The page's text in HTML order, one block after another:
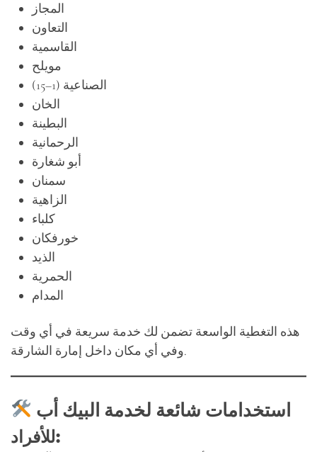
المجاز
التعاون
القاسمية
مويلح
الصناعية (1–15)
الخان
البطينة
الرحمانية
أبو شغارة
سمنان
الزاهية
كلباء
خورفكان
الذيد
الحمرية
المدام
هذه التغطية الواسعة تضمن لك خدمة سريعة في أي وقت
وفي أي مكان داخل إمارة الشارقة.
استخدامات شائعة لخدمة البيك أب
للأفراد: